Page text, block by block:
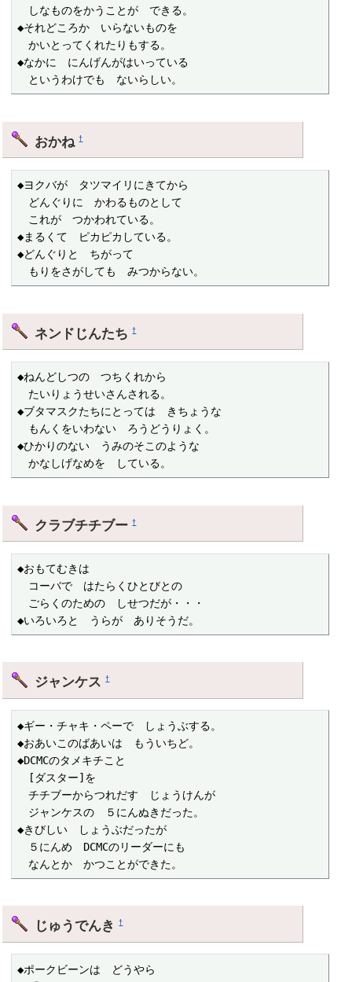
しなものをかうことが　できる。
◆それどころか　いらないものを
かいとってくれたりもする。
◆なかに　にんげんがはいっている
というわけでも　ないらしい。
おかね†
◆ヨクバが　タツマイリにきてから
どんぐりに　かわるものとして
これが　つかわれている。
◆まるくて　ピカピカしている。
◆どんぐりと　ちがって
もりをさがしても　みつからない。
ネンドじんたち†
◆ねんどしつの　つちくれから
たいりょうせいさんされる。
◆ブタマスクたちにとっては　きちょうな
もんくをいわない　ろうどうりょく。
◆ひかりのない　うみのそこのような
かなしげなめを　している。
クラブチチブー†
◆おもてむきは
コーバで　はたらくひとびとの
ごらくのための　しせつだが・・・
◆いろいろと　うらが　ありそうだ。
ジャンケス†
◆ギー・チャキ・ペーで　しょうぶする。
◆おあいこのばあいは　もういちど。
◆DCMCのタメキチこと
[ダスター]を
チチブーからつれだす　じょうけんが
ジャンケスの　５にんぬきだった。
◆きびしい　しょうぶだったが
５にんめ　DCMCのリーダーにも
なんとか　かつことができた。
じゅうでんき†
◆ポークビーンは　どうやら